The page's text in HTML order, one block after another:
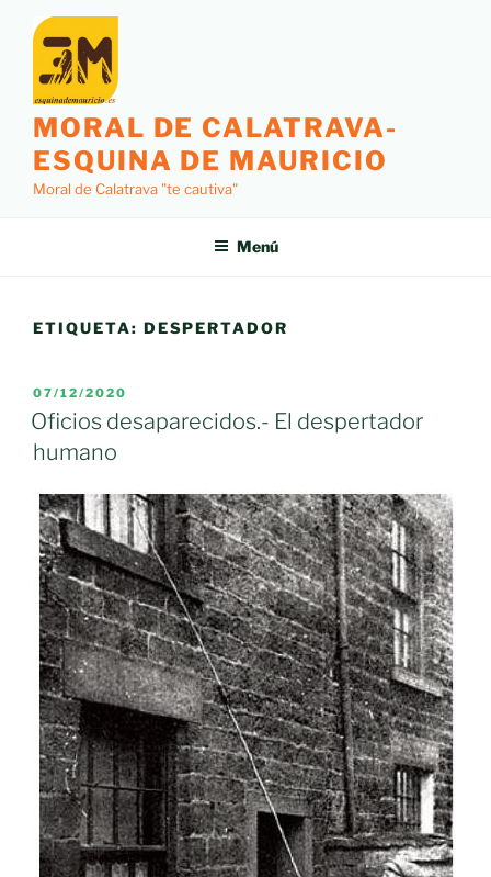
contenido
MORAL DE CALATRAVA-
ESQUINA DE MAURICIO
Moral de Calatrava "te cautiva"
Menú
ETIQUETA: DESPERTADOR
PUBLICADO
EL
07/12/2020
Oficios desaparecidos.- El despertador
humano